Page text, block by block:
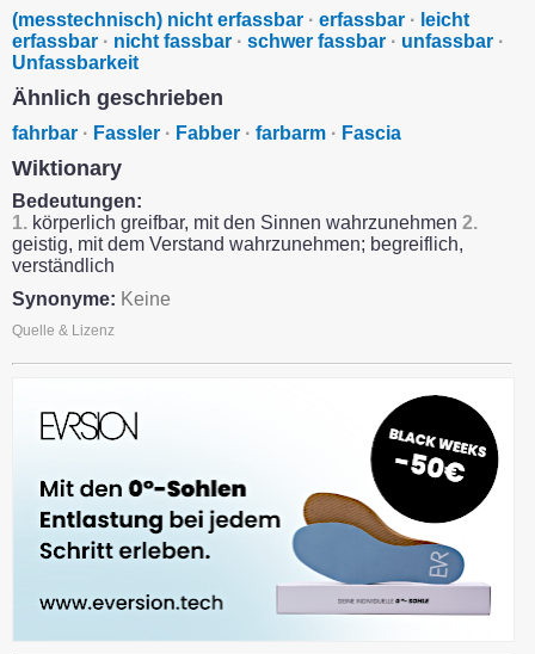
(messtechnisch) nicht erfassbar · erfassbar · leicht
erfassbar · nicht fassbar · schwer fassbar · unfassbar ·
Unfassbarkeit
Ähnlich geschrieben
fahrbar · Fassler · Fabber · farbarm · Fascia
Wiktionary
Bedeutungen:
1. körperlich greifbar, mit den Sinnen wahrzunehmen 2.
geistig, mit dem Verstand wahrzunehmen; begreiflich,
verständlich
Synonyme: Keine
Quelle & Lizenz